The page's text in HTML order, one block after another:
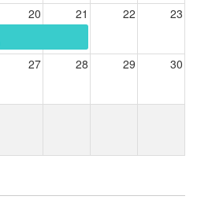
20 21 22 23
27 28 29 30